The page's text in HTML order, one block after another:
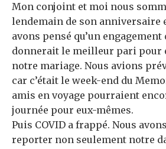
Mon conjoint et moi nous
lendemain de son anniversaire
avons pensé qu’un engagement
donnerait le meilleur pari pour
notre mariage. Nous avions
car c’était le week-end du
amis en voyage pourraient
journée pour eux-mêmes.
Puis COVID a frappé. Nous
reporter non seulement notre